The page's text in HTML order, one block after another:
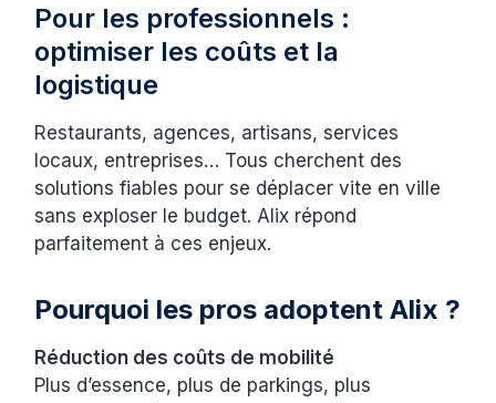
Pour les professionnels :
optimiser les coûts et la
logistique
Restaurants, agences, artisans, services
locaux, entreprises… Tous cherchent des
solutions fiables pour se déplacer vite en ville
sans exploser le budget. Alix répond
parfaitement à ces enjeux.
Pourquoi les pros adoptent Alix ?
Réduction des coûts de mobilité
Plus d’essence, plus de parkings, plus